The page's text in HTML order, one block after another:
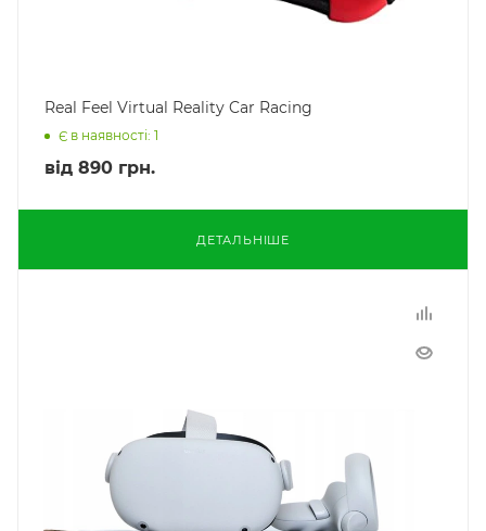
Real Feel Virtual Reality Car Racing
Є в наявності: 1
від 890 грн.
ДЕТАЛЬНІШЕ